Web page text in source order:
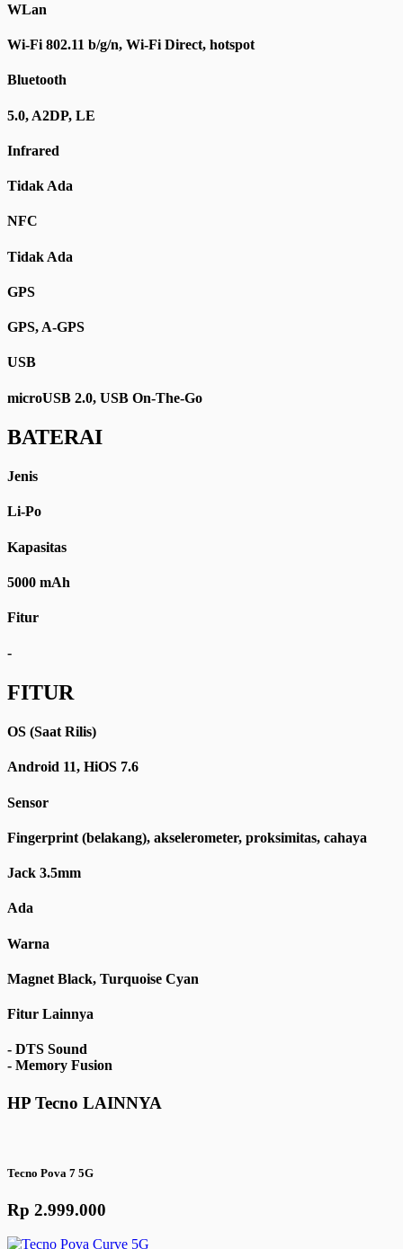
WLan
Wi-Fi 802.11 b/g/n, Wi-Fi Direct, hotspot
Bluetooth
5.0, A2DP, LE
Infrared
Tidak Ada
NFC
Tidak Ada
GPS
GPS, A-GPS
USB
microUSB 2.0, USB On-The-Go
BATERAI
Jenis
Li-Po
Kapasitas
5000 mAh
Fitur
-
FITUR
OS (Saat Rilis)
Android 11, HiOS 7.6
Sensor
Fingerprint (belakang), akselerometer, proksimitas, cahaya
Jack 3.5mm
Ada
Warna
Magnet Black, Turquoise Cyan
Fitur Lainnya
- DTS Sound
- Memory Fusion
HP Tecno LAINNYA
Tecno Pova 7 5G
Rp 2.999.000